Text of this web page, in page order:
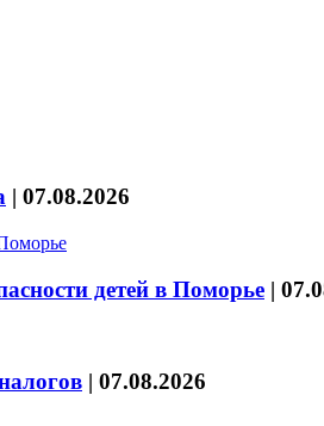
| 07.08.2026
детей в Поморье |
| 07.08.2026